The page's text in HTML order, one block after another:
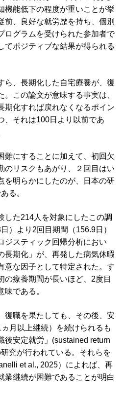
機能低下の程度が重いことが挙
前、良好な就労歴を持ち、個別
ログラムを受けられた参加者で
てポジティブな結果が得られる
、長期化した自宅療養が、復
この論文が意味する事実は、
期化すれば戻れなくなるポイン
、それは100日より以前であ
にすることに加えて、初回欠
のリスクもあがり、２回目はい
を明らかにしたのが、日本の研
る。
た214人を対象にしたこの調
）より2回目期間（156.9日）
ジスティック回帰分析におい
長期化」が、再発した病気休暇
意な因子として特定された。す
の療養期間が長いほど、2度目
である。
職を果たしても、その後、安
月以上継続）を続けられるも
後安定就労」(sustained return
究が行われている。それらを
et al., 2025）によれば、再
業継続が困難であることが明白